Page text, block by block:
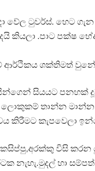
වේල ටුවර්ස්. හෙට
කියලා .පාට පක්ෂ
ශක්තිමත් වුනේ
සියයට පනහක්
තාන්න මාන්න
කිරීමට කැපවෙලා
විසි කරන
නැහැ.මුදල් හා